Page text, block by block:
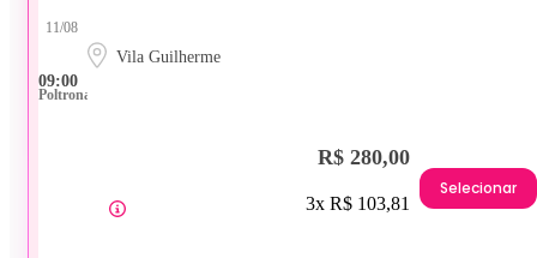
09:00
11/08
Vila Guilherme
Poltrona
R$ 280,00
3x R$ 103,81
Selecionar